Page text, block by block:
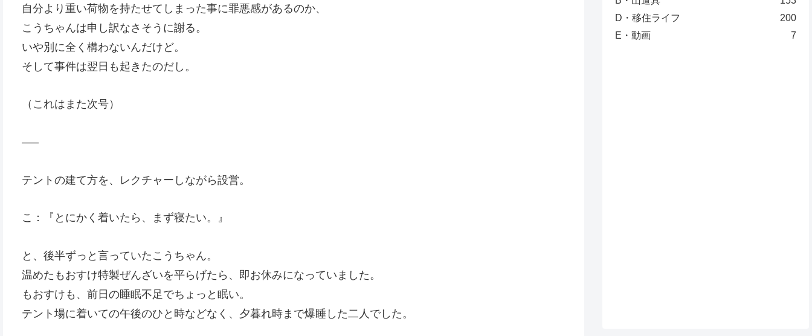
自分より重い荷物を持たせてしまった事に罪悪感があるのか、
こうちゃんは申し訳なさそうに謝る。
いや別に全く構わないんだけど。
そして事件は翌日も起きたのだし。
（これはまた次号）
—–
テントの建て方を、レクチャーしながら設営。
こ：『とにかく着いたら、まず寝たい。』
と、後半ずっと言っていたこうちゃん。
温めたもおすけ特製ぜんざいを平らげたら、即お休みになっていました。
もおすけも、前日の睡眠不足でちょっと眠い。
テント場に着いての午後のひと時などなく、夕暮れ時まで爆睡した二人でした。
D・移住ライフ
200
E・動画
7